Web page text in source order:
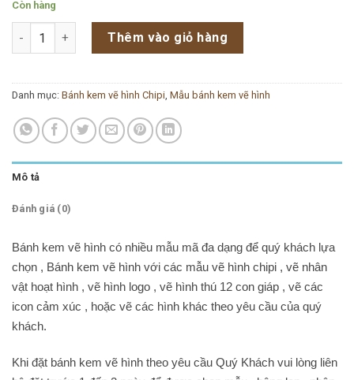
Còn hàng
Bánh kem vẽ hình chipi VH-046 số lượng
Thêm vào giỏ hàng
Danh mục: Bánh kem vẽ hình Chipi, Mẫu bánh kem vẽ hình
Mô tả
Đánh giá (0)
Bánh kem vẽ hình có nhiều mẫu mã đa dạng để quý khách lựa
chọn , Bánh kem vẽ hình với các mẫu vẽ hình chipi , vẽ nhân
vật hoạt hình , vẽ hình logo , vẽ hình thú 12 con giáp , vẽ các
icon cảm xúc , hoặc vẽ các hình khác theo yêu cầu của quý
khách.
Khi đặt bánh kem vẽ hình theo yêu cầu Quý Khách vui lòng liên